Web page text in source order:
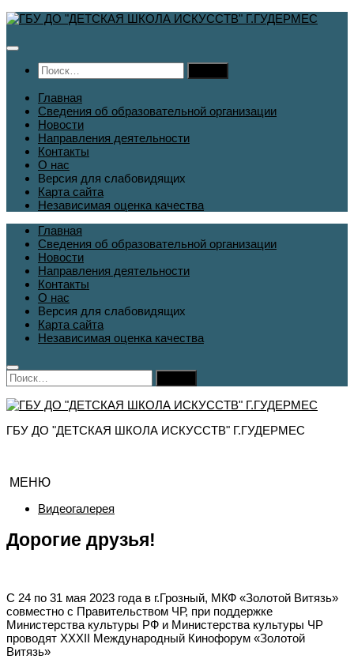
Перейти
содержимому
Найти:
Главная
Сведения об образовательной организации
Новости
Направления деятельности
Контакты
О нас
Версия для слабовидящих
Карта сайта
Независимая оценка качества
Главная
Сведения об образовательной организации
Новости
Направления деятельности
Контакты
О нас
Версия для слабовидящих
Карта сайта
Независимая оценка качества
Найти:
ГБУ ДО "ДЕТСКАЯ ШКОЛА ИСКУССТВ" Г.ГУДЕРМЕС
МЕНЮ
Видеогалерея
Дорогие друзья!
С 24 по 31 мая 2023 года в г.Грозный, МКФ «Золотой Витязь»
совместно с Правительством ЧР, при поддержке
Министерства культуры РФ и Министерства культуры ЧР
проводят XXXII Международный Кинофорум «Золотой
Витязь»